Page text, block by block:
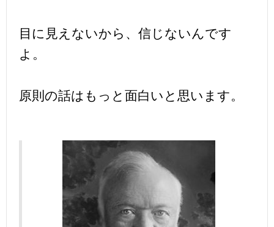
目に見えないから、信じないんです
よ。
原則の話はもっと面白いと思います。